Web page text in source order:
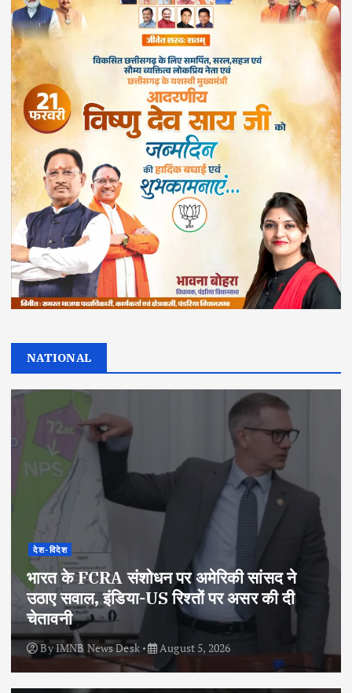
NATIONAL
देश-विदेश
भारत के FCRA संशोधन पर अमेरिकी सांसद ने
उठाए सवाल, इंडिया-US रिश्तों पर असर की दी
चेतावनी
ByIMNB News Desk August 5, 2026